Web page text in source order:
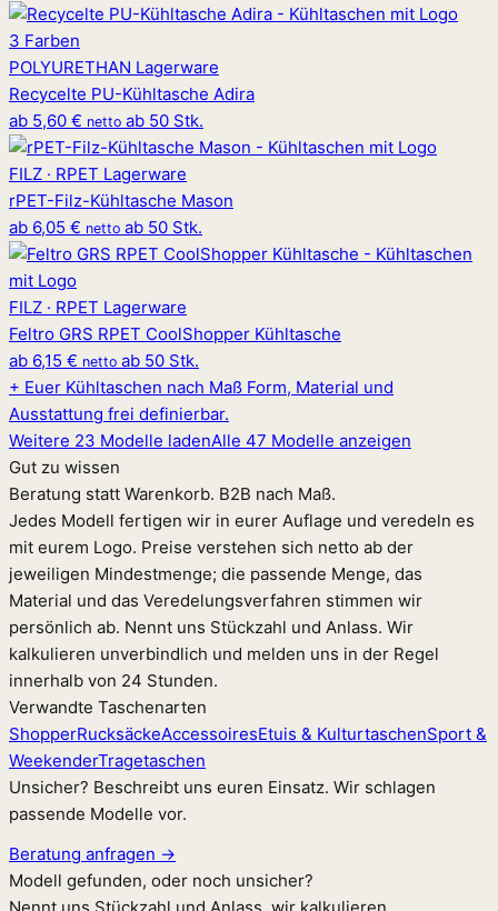
3 Farben
POLYURETHAN Lagerware
Recycelte PU-Kühltasche Adira
ab 5,60 € netto ab 50 Stk.
FILZ · RPET Lagerware
rPET-Filz-Kühltasche Mason
ab 6,05 € netto ab 50 Stk.
FILZ · RPET Lagerware
Feltro GRS RPET CoolShopper Kühltasche
ab 6,15 € netto ab 50 Stk.
+ Euer Kühltaschen nach Maß Form, Material und
Ausstattung frei definierbar.
Weitere 23 Modelle ladenAlle 47 Modelle anzeigen
Gut zu wissen
Beratung statt Warenkorb. B2B nach Maß.
Jedes Modell fertigen wir in eurer Auflage und veredeln es
mit eurem Logo. Preise verstehen sich netto ab der
jeweiligen Mindestmenge; die passende Menge, das
Material und das Veredelungsverfahren stimmen wir
persönlich ab. Nennt uns Stückzahl und Anlass. Wir
kalkulieren unverbindlich und melden uns in der Regel
innerhalb von 24 Stunden.
Verwandte Taschenarten
ShopperRucksäckeAccessoiresEtuis & KulturtaschenSport &
WeekenderTragetaschen
Unsicher? Beschreibt uns euren Einsatz. Wir schlagen
passende Modelle vor.
Beratung anfragen →
Modell gefunden, oder noch unsicher?